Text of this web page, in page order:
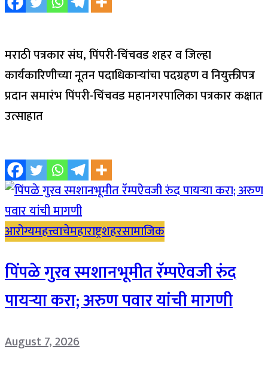
मराठी पत्रकार संघ, पिंपरी-चिंचवड शहर व जिल्हा
कार्यकारिणीच्या नूतन पदाधिकाऱ्यांचा पदग्रहण व नियुक्तीपत्र
प्रदान समारंभ पिंपरी-चिंचवड महानगरपालिका पत्रकार कक्षात
उत्साहात
आरोग्यमहत्त्वाचेमहाराष्ट्रशहरसामाजिक
पिंपळे गुरव स्मशानभूमीत रॅम्पऐवजी रुंद
पायऱ्या करा; अरुण पवार यांची मागणी
August 7, 2026